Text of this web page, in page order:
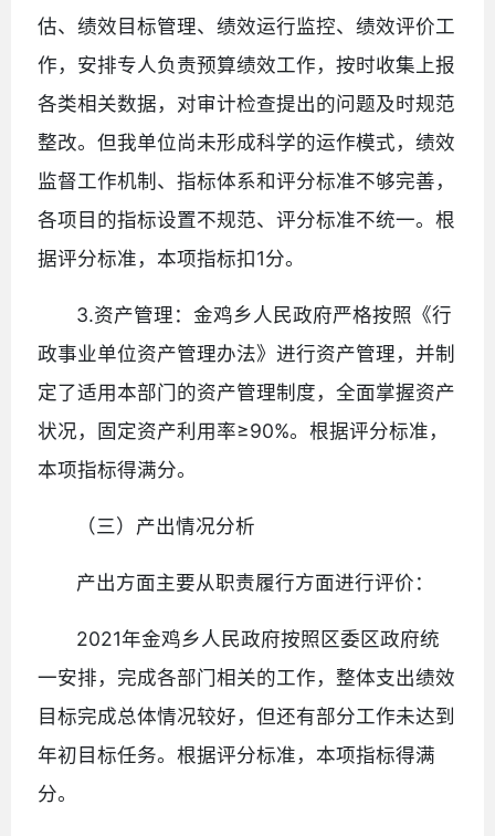
估、绩效目标管理、绩效运行监控、绩效评价工
作，安排专人负责预算绩效工作，按时收集上报
各类相关数据，对审计检查提出的问题及时规范
整改。但我单位尚未形成科学的运作模式，绩效
监督工作机制、指标体系和评分标准不够完善，
各项目的指标设置不规范、评分标准不统一。根
据评分标准，本项指标扣1分。
3.资产管理：金鸡乡人民政府严格按照《行
政事业单位资产管理办法》进行资产管理，并制
定了适用本部门的资产管理制度，全面掌握资产
状况，固定资产利用率≥90%。根据评分标准，
本项指标得满分。
（三）产出情况分析
产出方面主要从职责履行方面进行评价：
2021年金鸡乡人民政府按照区委区政府统
一安排，完成各部门相关的工作，整体支出绩效
目标完成总体情况较好，但还有部分工作未达到
年初目标任务。根据评分标准，本项指标得满
分。